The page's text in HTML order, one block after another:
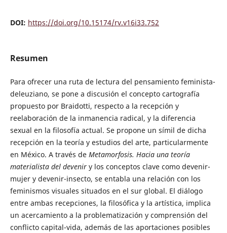
DOI: https://doi.org/10.15174/rv.v16i33.752
Resumen
Para ofrecer una ruta de lectura del pensamiento feminista-
deleuziano, se pone a discusión el concepto cartografía
propuesto por Braidotti, respecto a la recepción y
reelaboración de la inmanencia radical, y la diferencia
sexual en la filosofía actual. Se propone un símil de dicha
recepción en la teoría y estudios del arte, particularmente
en México. A través de Metamorfosis. Hacia una teoría
materialista del devenir y los conceptos clave como devenir-
mujer y devenir-insecto, se entabla una relación con los
feminismos visuales situados en el sur global. El diálogo
entre ambas recepciones, la filosófica y la artística, implica
un acercamiento a la problematización y comprensión del
conflicto capital-vida, además de las aportaciones posibles